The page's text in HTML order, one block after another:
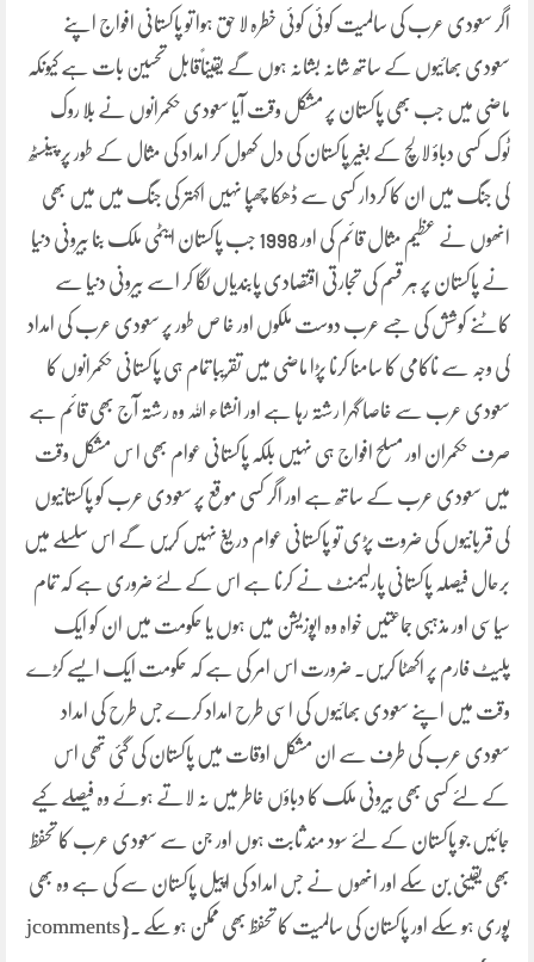
اگر سعودی عرب کی سالمیت کوئی کوئی خطرہ لا حق ہوا تو پاکستانی افواج اپنے
سعودی بھائیوں کے ساتھ شانہ بشانہ ہوں گے یقیناًقابل تحسین بات ہے کیونکہ
ماضی میں جب بھی پاکستان پر مشکل وقت آیا سعودی حکمرانوں نے بلا روک
ٹوک کسی دباؤ لالچ کے بغیر پاکستان کی دل کھول کر امداد کی مثال کے طور پر پینسٹھ
کی جنگ میں ان کا کردار کسی سے ڈھکا چھپا نہیں اکہتر کی جنگ میں میں بھی
انھوں نے عظیم مثال قائم کی اور 1998 جب پاکستان ایٹمی ملک بنا بیرونی دنیا
نے پاکستان پر ہر قسم کی تجارتی اقتصادی پابندیاں لگا کر اسے بیرونی دنیا سے
کاٹنے کوشش کی جسے عرب دوست ملکوں اور خا ص طور پر سعودی عرب کی امداد
کی وجہ سے ناکامی کا سامنا کرنا پڑا ماضی میں تقریبا تمام ہی پاکستانی حکمرانوں کا
سعودی عرب سے خاصا گہرا رشتہ رہا ہے اور انشاء اللہ وہ رشتہ آج بھی قائم ہے
صرف حکمران اور مسلح افواج ہی نہیں بلکہ پاکستانی عوام بھی ا س مشکل وقت
میں سعودی عرب کے ساتھ ہے اور اگر کسی موقع پر سعودی عرب کو پاکستانیوں
کی قربانیوں کی ضروت پڑی تو پاکستانی عوام دریغ نہیں کریں گے اس سلسلے میں
برحال فیصلہ پاکستانی پارلیمنٹ نے کرنا ہے اس کے لئے ضروری ہے کہ تمام
سیاسی اور مذہبی جماعتیں خواہ وہ اپوزیشن میں ہوں یا حکومت میں ان کو ایک
پلیٹ فارم پر اکھٹا کریں۔ ضرورت اس امر کی ہے کہ حکومت ایک ایسے کڑے
وقت میں اپنے سعودی بھائیوں کی اسی طرح امداد کرے جس طرح کی امداد
سعودی عرب کی طرف سے ان مشکل اوقات میں پاکستان کی گئی تھی اس
کے لئے کسی بھی بیرونی ملک کا دباؤں خاطر میں نہ لاتے ہوئے وہ فیصلے کیے
جائیں جو پاکستان کے لئے سود مند ثابت ہوں اور جن سے سعودی عرب کا تحفظ
بھی یقینی بن سکے اور انھوں نے جس امداد کی اپیل پاکستان سے کی ہے وہ بھی
پوری ہو سکے اور پاکستان کی سالمیت کا تحفظ بھی ممکن ہو سکے ۔{jcomments